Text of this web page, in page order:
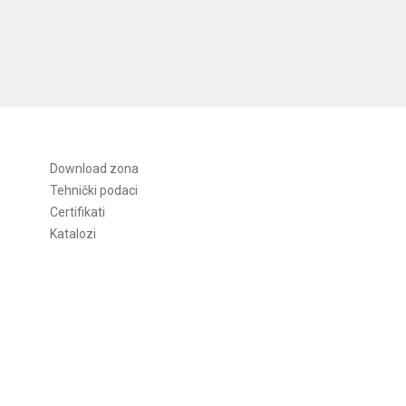
Download zona
Tehnički podaci
Certifikati
Katalozi